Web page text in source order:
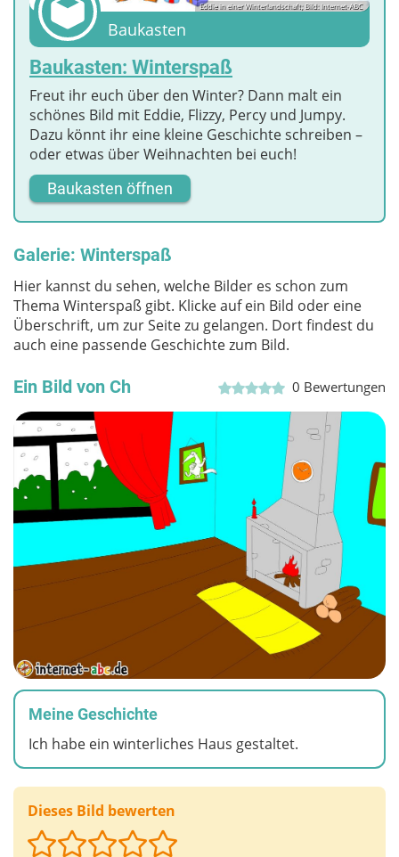
Eddie in einer Winterlandschaft; Bild: Internet-ABC
Baukasten
Baukasten: Winterspaß
Freut ihr euch über den Winter? Dann malt ein
schönes Bild mit Eddie, Flizzy, Percy und Jumpy.
Dazu könnt ihr eine kleine Geschichte schreiben –
oder etwas über Weihnachten bei euch!
Baukasten öffnen
Galerie: Winterspaß
Hier kannst du sehen, welche Bilder es schon zum
Thema Winterspaß gibt. Klicke auf ein Bild oder eine
Überschrift, um zur Seite zu gelangen. Dort findest du
auch eine passende Geschichte zum Bild.
Ein Bild von Ch 0 Bewertungen
Meine Geschichte
Ich habe ein winterliches Haus gestaltet.
Dieses Bild bewerten